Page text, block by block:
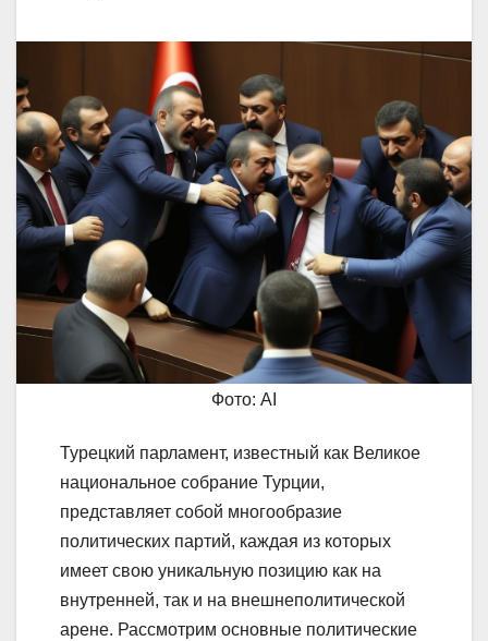
Фото: AI
Турецкий парламент, известный как Великое
национальное собрание Турции,
представляет собой многообразие
политических партий, каждая из которых
имеет свою уникальную позицию как на
внутренней, так и на внешнеполитической
арене. Рассмотрим основные политические